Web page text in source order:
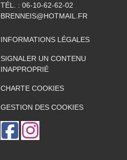
TÉL. : 06-10-62-62-02
BRENNEIS@HOTMAIL.FR
INFORMATIONS LÉGALES
SIGNALER UN CONTENU
INAPPROPRIÉ
CHARTE COOKIES
GESTION DES COOKIES